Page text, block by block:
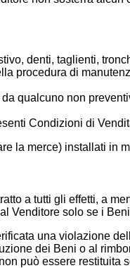
denti, taglienti,
procedura di
qualcuno non
Condizioni di
la merce) installati in
a tutti gli effetti, a
solo se i
una violazione
dei Beni o al
può essere restituita